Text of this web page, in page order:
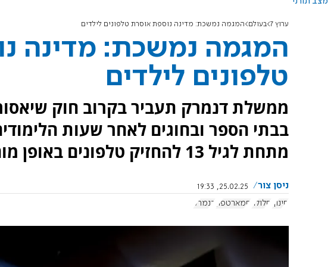
ערוץ 7 בעולם המגמה נמשכת: מדינה נוספת אוסרת טלפונים לילדים
המגמה נמשכת: מדינה
טלפונים לילדים
ממשלת דנמרק תעביר בקרוב חוק
בבתי הספר ובחוגים לאחר שעות
מתחת לגיל 13 להחזיק טלפונים באופן מוחלט
ניסן צור
25.02.25, 19:33
חינוך סלולר סמארטפון דנמרק